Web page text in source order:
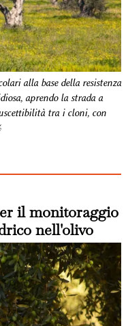
alla base della resistenza
aprendo la strada a
tra i cloni, con
il monitoraggio
nell'olivo